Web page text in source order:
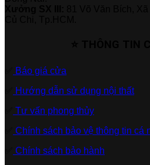
Báo giá cửa
Hướng dẫn sử dụng nội thất
Tư vấn phong thủy
Chính sách bảo vệ thông tin cá
Chính sách bảo hành